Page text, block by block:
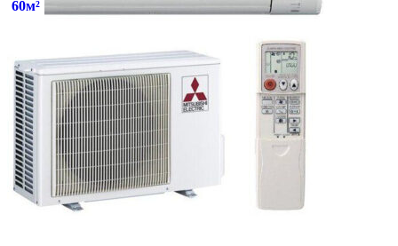
60м²